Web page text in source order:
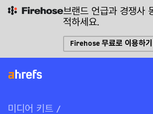
브랜드 언급과 경쟁사
적하세요.
Firehose 무료로 이용하기
미디어 키트 /